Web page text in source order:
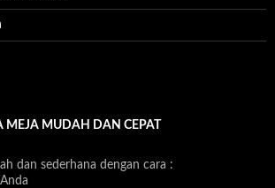
MEJA MUDAH DAN CEPAT
dan sederhana dengan cara :